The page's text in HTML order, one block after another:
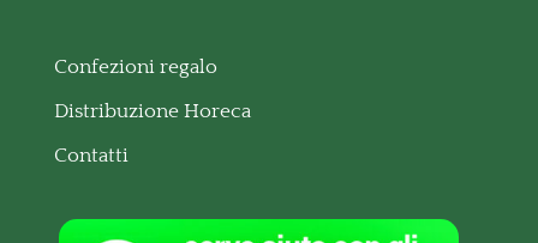
Confezioni regalo
Distribuzione Horeca
Contatti